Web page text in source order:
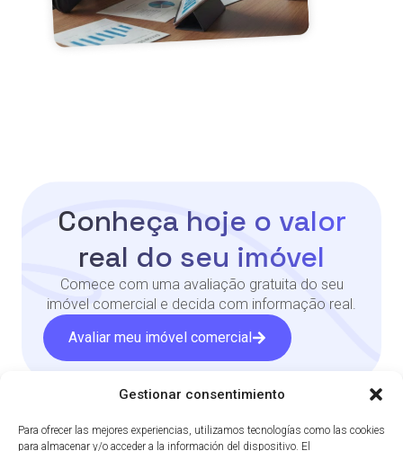
Gestionar consentimiento
Para ofrecer las mejores experiencias, utilizamos tecnologías como las cookies
para almacenar y/o acceder a la información del dispositivo. El
Conheça hoje o valor
real do seu imóvel
Comece com uma avaliação gratuita do seu
imóvel comercial e decida com informação real.
Avaliar meu imóvel comercial